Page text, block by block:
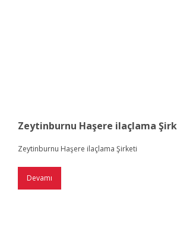
Zeytinburnu Haşere ilaçlama
Zeytinburnu Haşere ilaçlama Şirketi
Devamı